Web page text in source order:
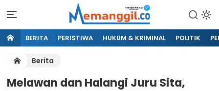
BERITA PERISTIWA HUKUM & KRIMINAL POLITIK
Berita
Melawan dan Halangi Juru Sita,